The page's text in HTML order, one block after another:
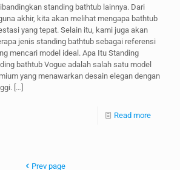
standing bathtub lainnya. Dari
akhir, kita akan melihat mengapa bathtub
yang tepat. Selain itu, kami juga akan
jenis standing bathtub sebagai referensi
mencari model ideal. Apa Itu Standing
bathtub Vogue adalah salah satu model
yang menawarkan desain elegan dengan
[…]
Read more
Prev page